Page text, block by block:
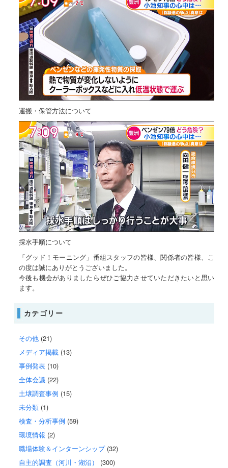
運搬・保管方法について
採水手順について
「グッド！モーニング」番組スタッフの皆様、関係者の皆様、こ
の度は誠にありがとうございました。
今後も機会がありましたらぜひご協力させていただきたいと思い
ます。
カテゴリー
その他(21)
メディア掲載(13)
事例発表(10)
全体会議(22)
土壌調査事例 (15)
未分類(1)
検査・分析事例 (59)
環境情報 (2)
職場体験＆インターンシップ(32)
自主的調査（河川・湖沼）
(300)